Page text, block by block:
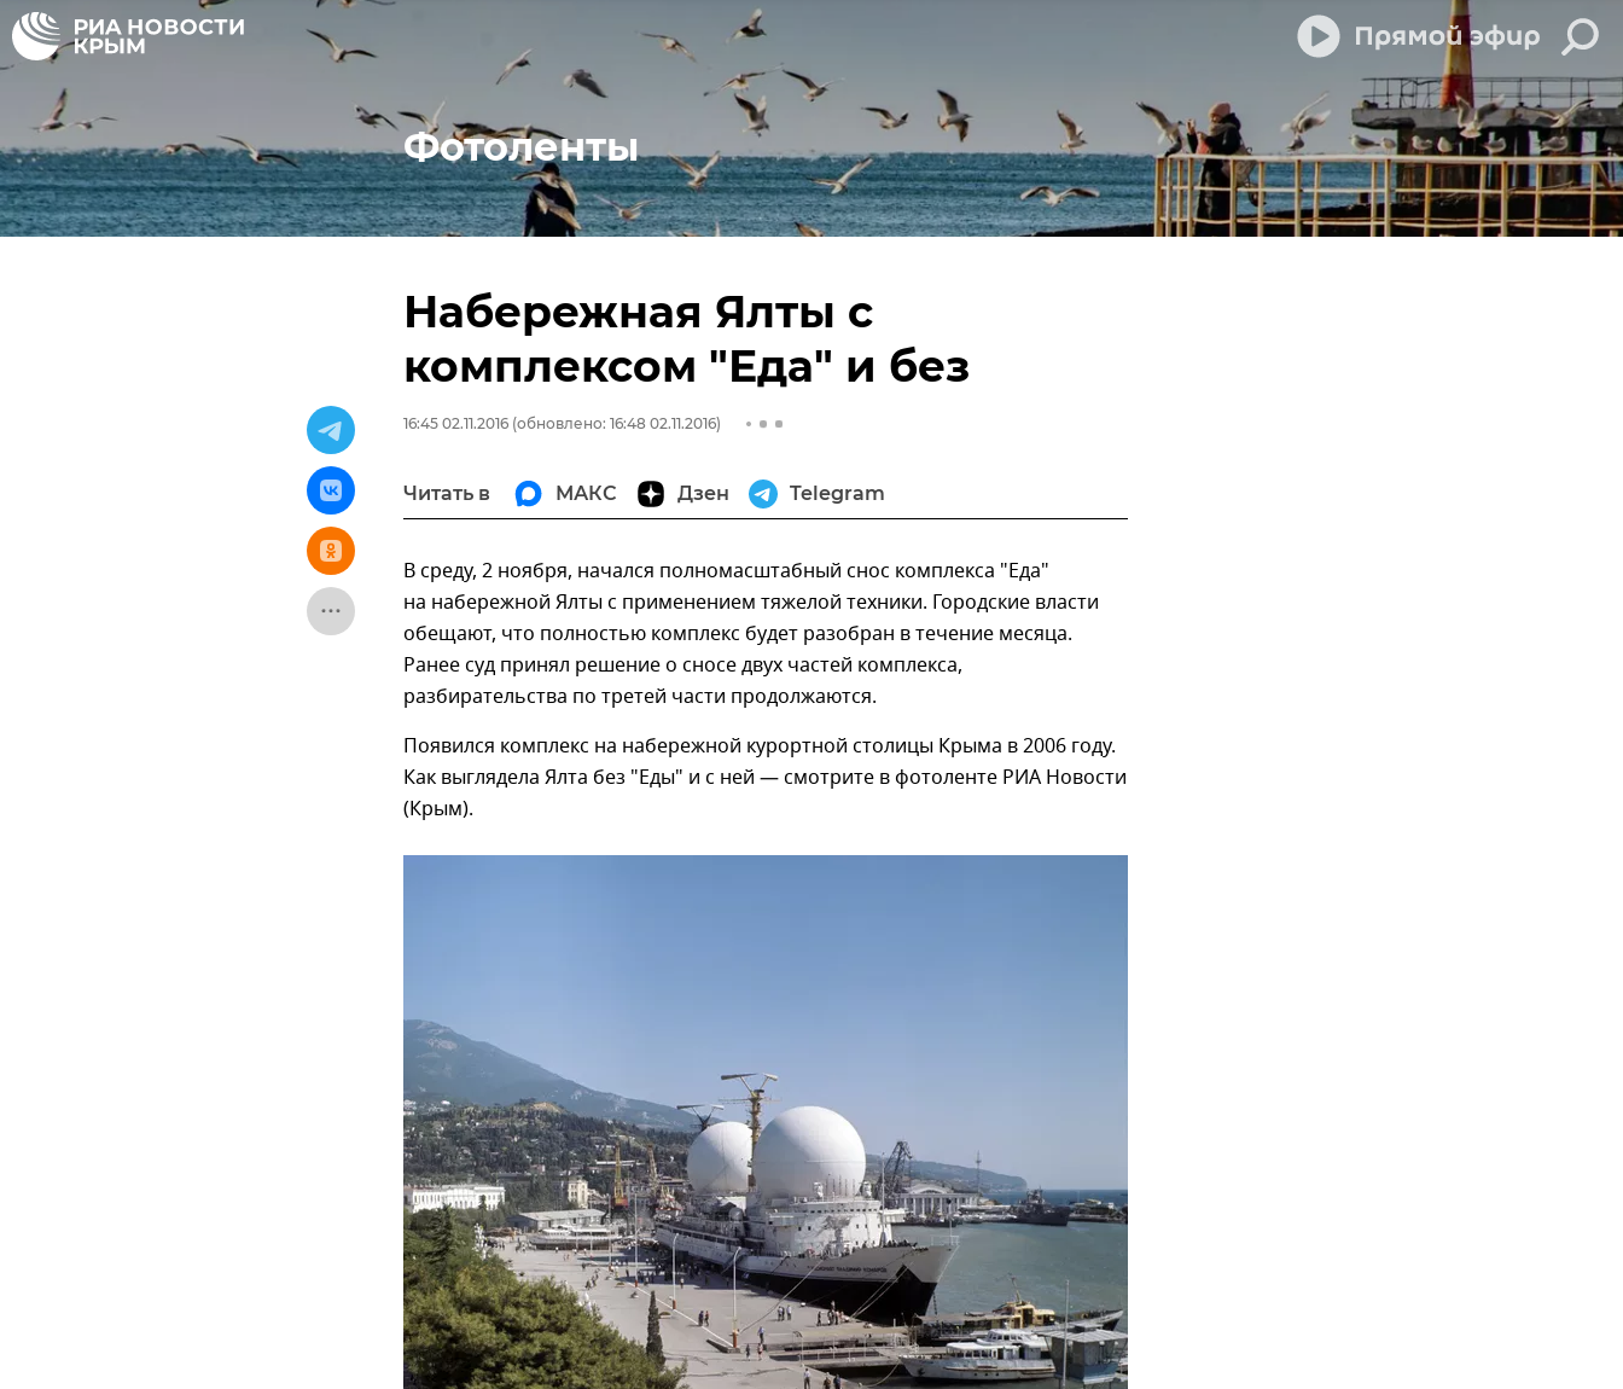
Фотоленты
Набережная Ялты с
комплексом "Еда" и без
16:45 02.11.2016 (обновлено: 16:48 02.11.2016)
Читать в МАКС Дзен Telegram
В среду, 2 ноября, начался полномасштабный снос комплекса "Еда"
на набережной Ялты с применением тяжелой техники. Городские власти
обещают, что полностью комплекс будет разобран в течение месяца.
Ранее суд принял решение о сносе двух частей комплекса,
разбирательства по третей части продолжаются.
Появился комплекс на набережной курортной столицы Крыма в 2006 году.
Как выглядела Ялта без "Еды" и с ней — смотрите в фотоленте РИА Новости
(Крым).